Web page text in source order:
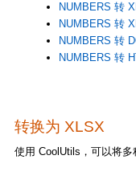
NUMBERS 转
NUMBERS 转
NUMBERS 转
NUMBERS 转
转换为 XLSX
使用 CoolUtils，可以将